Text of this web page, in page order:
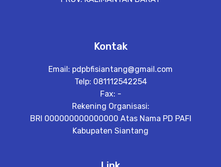
Kontak
Email: pdpbfisiantang@gmail.com
Telp: 081112542254
Fax: -
Rekening Organisasi:
BRI 000000000000000 Atas Nama PD PAFI
Kabupaten Siantang